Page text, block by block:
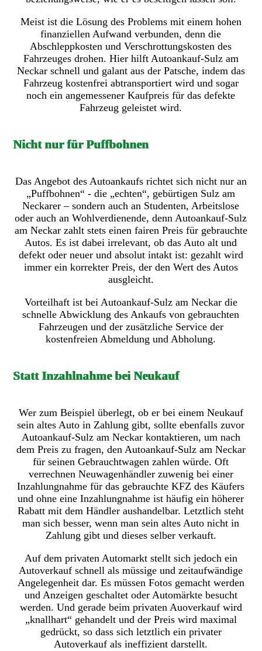
Meist ist die Lösung des Problems mit einem hohen
finanziellen Aufwand verbunden, denn die
Abschleppkosten und Verschrottungskosten des
Fahrzeuges drohen. Hier hilft Autoankauf-Sulz am
Neckar schnell und galant aus der Patsche, indem das
Fahrzeug kostenfrei abtransportiert wird und sogar
noch ein angemessener Kaufpreis für das defekte
Fahrzeug geleistet wird.
Nicht nur für Puffbohnen
Das Angebot des Autoankaufs richtet sich nicht nur an
„Puffbohnen“ - die „echten“, gebürtigen Sulz am
Neckarer – sondern auch an Studenten, Arbeitslose
oder auch an Wohlverdienende, denn Autoankauf-Sulz
am Neckar zahlt stets einen fairen Preis für gebrauchte
Autos. Es ist dabei irrelevant, ob das Auto alt und
defekt oder neuer und absolut intakt ist: gezahlt wird
immer ein korrekter Preis, der den Wert des Autos
ausgleicht.
Vorteilhaft ist bei Autoankauf-Sulz am Neckar die
schnelle Abwicklung des Ankaufs von gebrauchten
Fahrzeugen und der zusätzliche Service der
kostenfreien Abmeldung und Abholung.
Statt Inzahlnahme bei Neukauf
Wer zum Beispiel überlegt, ob er bei einem Neukauf
sein altes Auto in Zahlung gibt, sollte ebenfalls zuvor
Autoankauf-Sulz am Neckar kontaktieren, um nach
dem Preis zu fragen, den Autoankauf-Sulz am Neckar
für seinen Gebrauchtwagen zahlen würde. Oft
verrechnen Neuwagenhändler zuwenig bei einer
Inzahlungnahme für das gebrauchte KFZ des Käufers
und ohne eine Inzahlungnahme ist häufig ein höherer
Rabatt mit dem Händler aushandelbar. Letztlich steht
man sich besser, wenn man sein altes Auto nicht in
Zahlung gibt und dieses selber verkauft.
Auf dem privaten Automarkt stellt sich jedoch ein
Autoverkauf schnell als müssige und zeitaufwändige
Angelegenheit dar. Es müssen Fotos gemacht werden
und Anzeigen geschaltet oder Automärkte besucht
werden. Und gerade beim privaten Auoverkauf wird
„knallhart“ gehandelt und der Preis wird maximal
gedrückt, so dass sich letztlich ein privater
Autoverkauf als ineffizient darstellt.